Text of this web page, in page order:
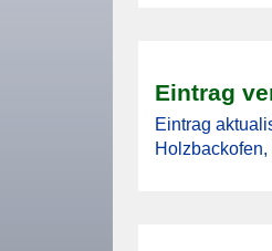
Eintrag
Eintrag